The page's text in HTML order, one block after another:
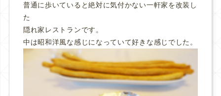
普通に歩いていると絶対に気付かない一軒家を改装し
た
隠れ家レストランです。
中は昭和洋風な感じになっていて好きな感じでした。